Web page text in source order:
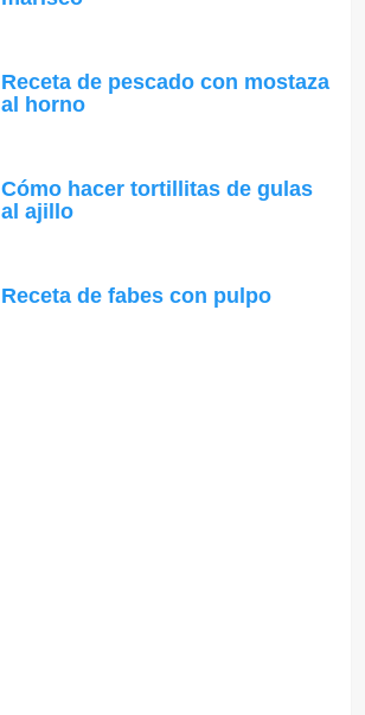
Receta de pescado con mostaza
al horno
Cómo hacer tortillitas de gulas
al ajillo
Receta de fabes con pulpo